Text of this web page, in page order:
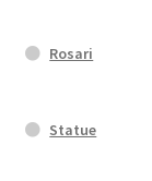
Rosari
Statue